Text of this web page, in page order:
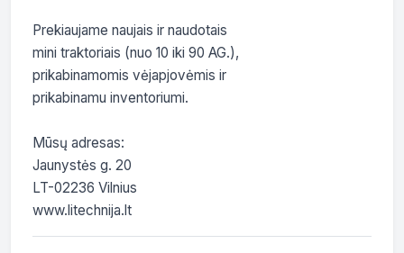
Prekiaujame naujais ir naudotais
mini traktoriais (nuo 10 iki 90 AG.),
prikabinamomis vėjapjovėmis ir
prikabinamu inventoriumi.
Mūsų adresas:
Jaunystės g. 20
LT-02236 Vilnius
www.litechnija.lt